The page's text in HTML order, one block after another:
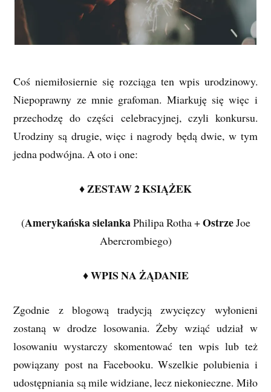
Coś niemiłosiernie się rozciąga ten wpis urodzinowy.
Niepoprawny ze mnie grafoman. Miarkuję się więc i
przechodzę do części celebracyjnej, czyli konkursu.
Urodziny są drugie, więc i nagrody będą dwie, w tym
jedna podwójna. A oto i one:
♦ ZESTAW 2 KSIĄŻEK
(Amerykańska sielankaPhilipa Rotha +OstrzeJoe
Abercrombiego)
♦ WPIS NA ŻĄDANIE
Zgodnie z blogową tradycją zwycięzcy wyłonieni
zostaną w drodze losowania. Żeby wziąć udział w
losowaniu wystarczy skomentować ten wpis lub też
powiązany post na Facebooku. Wszelkie polubienia i
udostępniania są mile widziane, lecz niekonieczne. Miło